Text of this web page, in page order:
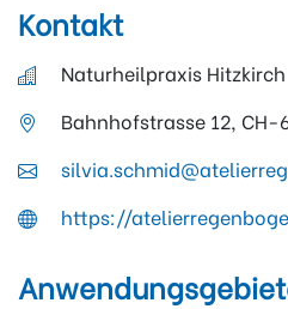
Kontakt
Naturheilpraxis Hitzkirch
Bahnhofstrasse 12, CH-
https://